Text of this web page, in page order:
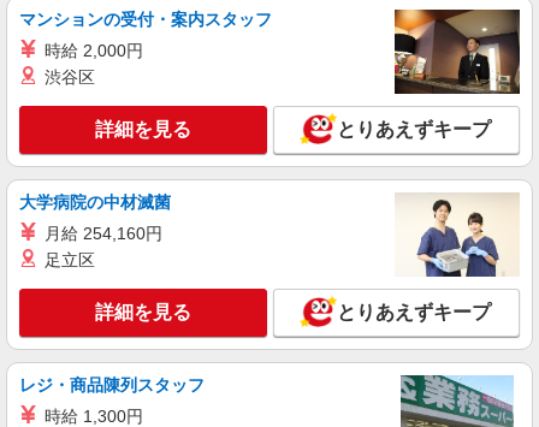
キープ 詳細を見る
派遣社員
LAPI-Staff株式会社 本社/軽作業窓口
アニメグッズ・お菓子等の仕分け・梱包
時給1,400円以上＋交通費全額支給 ※夜勤は時
給1,800円以上（深夜手当含む） ◆月収例
246,400円 （日勤シフト10時〜19時 週5日勤務の
場合） 時給1,400円×8h×22日勤務 ◆月収例
316,800円 （夜勤シフト 21時〜翌6時 週5日勤務の
横浜市金沢区 ★上記以外にも神奈川県内（横
浜・川崎・相模原など）に多数派遣先有
詳細を見る
LAPI-Staff株式会社 本社/軽作業窓口
DVD・ゲームのシール貼り・梱包・仕分け
時給1,800円以上（深夜手当含む）＋交通費全
マンションの受付・案内スタッフ
時給 2,000円
渋谷区
詳細を見る とりあえずキープ
大学病院の中材滅菌
月給 254,160円
足立区
詳細を見る とりあえずキープ
レジ・商品陳列スタッフ
時給 1,300円